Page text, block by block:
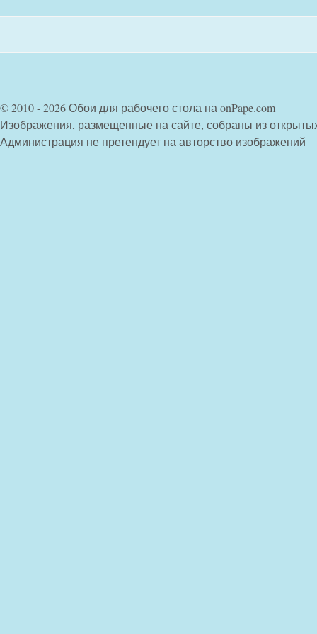
© 2010 - 2026 Обои для рабочего стола на onPape.com
Изображения, размещенные на сайте, собраны из
Администрация не претендует на авторство изображений